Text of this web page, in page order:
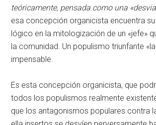
teóricamente, pensada como una
esa concepción organicista encuentra
lógico en la mitologización de un «jefe»
la comunidad. Un populismo triunfante
impensable.
Es esta concepción organicista, que
todos los populismos realmente
que los antagonismos populares contra